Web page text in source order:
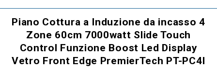
Piano Cottura a Induzione da incasso 4
Zone 60cm 7000watt Slide Touch
Control Funzione Boost Led Display
Vetro Front Edge PremierTech PT-PC4I